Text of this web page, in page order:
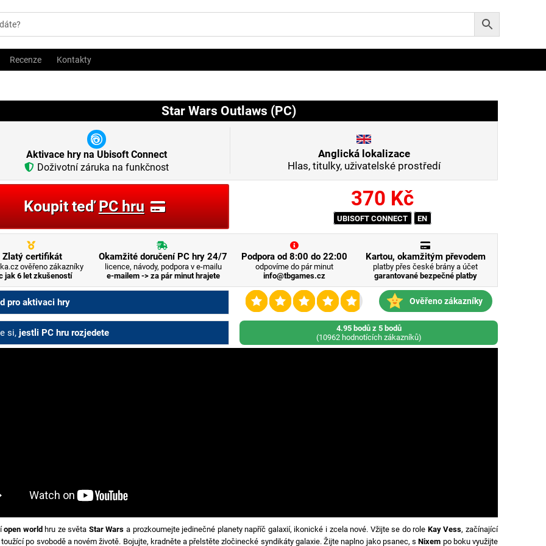
Recenze Kontakty
Star Wars Outlaws (PC)
Aktivace hry na Ubisoft Connect
Doživotní záruka na funkčnost
Anglická lokalizace
Hlas, titulky, uživatelské prostředí
Koupit teďPC hru 370 Kč
UBISOFT CONNECT EN
Zlatý certifikát
ověřeno zákazníky
jak 6 let zkušeností
Okamžité doručení PC hry 24/7
licence, návody, podpora v e-mailu
e-mailem -> za pár minut hrajete
Podpora od 8:00 do 22:00
odpovíme do pár minut
info@tbgames.cz
Kartou, okamžitým převodem
platby přes české brány a účet
garantované bezpečné platby
Ověřeno zákazníky
4.95 bodů z 5 bodů
(10962 hodnotících zákazníků)
pro aktivaci hry
si, jestli PC hru rozjedete
open world hru ze světa Star Wars a prozkoumejte jedinečné planety napříč galaxií, ikonické i zcela nové. Vžijte se do role Kay Vess, začínající
po svobodě a novém životě. Bojujte, kradněte a přelstěte zločinecké syndikáty galaxie. Žijte naplno jako psanec, sNixem po boku využijte